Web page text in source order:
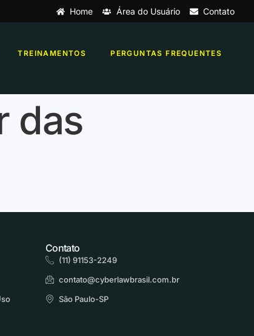
Home Área do Usuário Contato
TREINAMENTOS PERGUNTAS FREQUENTES
das
Contato
(11) 91153-2249
contato@cyberlawbrasil.com.br
São Paulo-SP